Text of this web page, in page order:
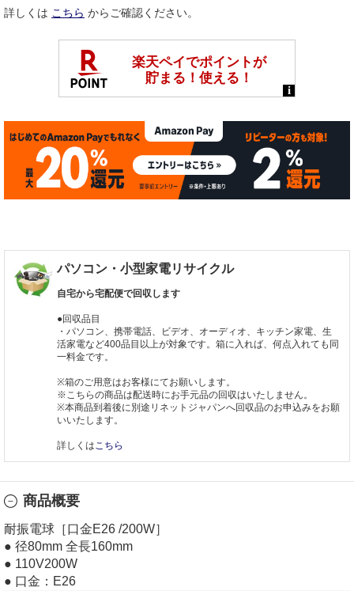
詳しくは こちら からご確認ください。
パソコン・小型家電リサイクル
自宅から宅配便で回収します
●回収品目
・パソコン、携帯電話、ビデオ、オーディオ、キッチン家電、生
活家電など400品目以上が対象です。箱に入れば、何点入れても同
一料金です。
※箱のご用意はお客様にてお願いします。
※こちらの商品は配送時にお手元品の回収はいたしません。
※本商品到着後に別途リネットジャパンへ回収品のお申込みをお願
いいたします。
詳しくは こちら
商品概要
耐振電球［口金E26 /200W］
● 径80mm 全長160mm
● 110V200W
● 口金：E26